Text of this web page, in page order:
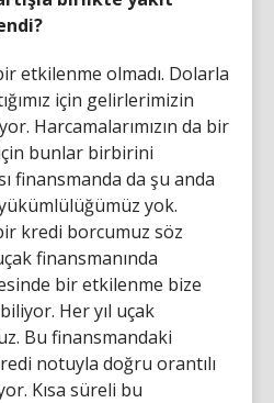
etkilenme olmadı. Dolarla
için gelirlerimizin
Harcamalarımızın da bir
bunlar birbirini
finansmanda da şu anda
yok.
kredi borcumuz söz
finansmanında
bir etkilenme bize
Her yıl uçak
Bu finansmandaki
notuyla doğru orantılı
Kısa süreli bu